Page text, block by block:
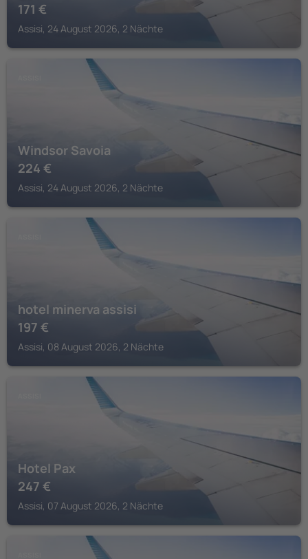
171 €
Assisi, 24 August 2026, 2 Nächte
Windsor Savoia
224 €
Assisi, 24 August 2026, 2 Nächte
hotel minerva assisi
197 €
Assisi, 08 August 2026, 2 Nächte
Hotel Pax
247 €
Assisi, 07 August 2026, 2 Nächte